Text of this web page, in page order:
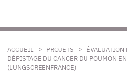
ACCUEIL > PROJETS >
ÉVALUATION
DÉPISTAGE DU CANCER DU POUMON
(LUNGSCREENFRANCE)